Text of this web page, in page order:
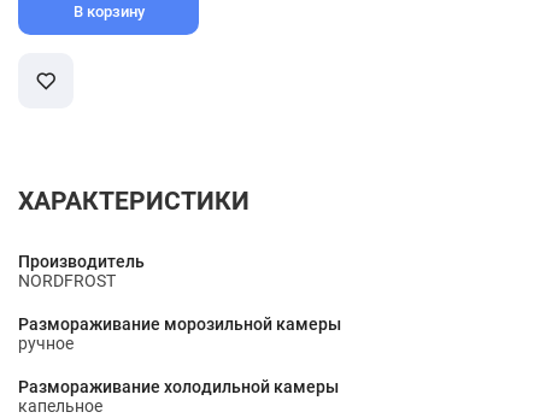
В корзину
ХАРАКТЕРИСТИКИ
Производитель
NORDFROST
Размораживание морозильной камеры
ручное
Размораживание холодильной камеры
капельное